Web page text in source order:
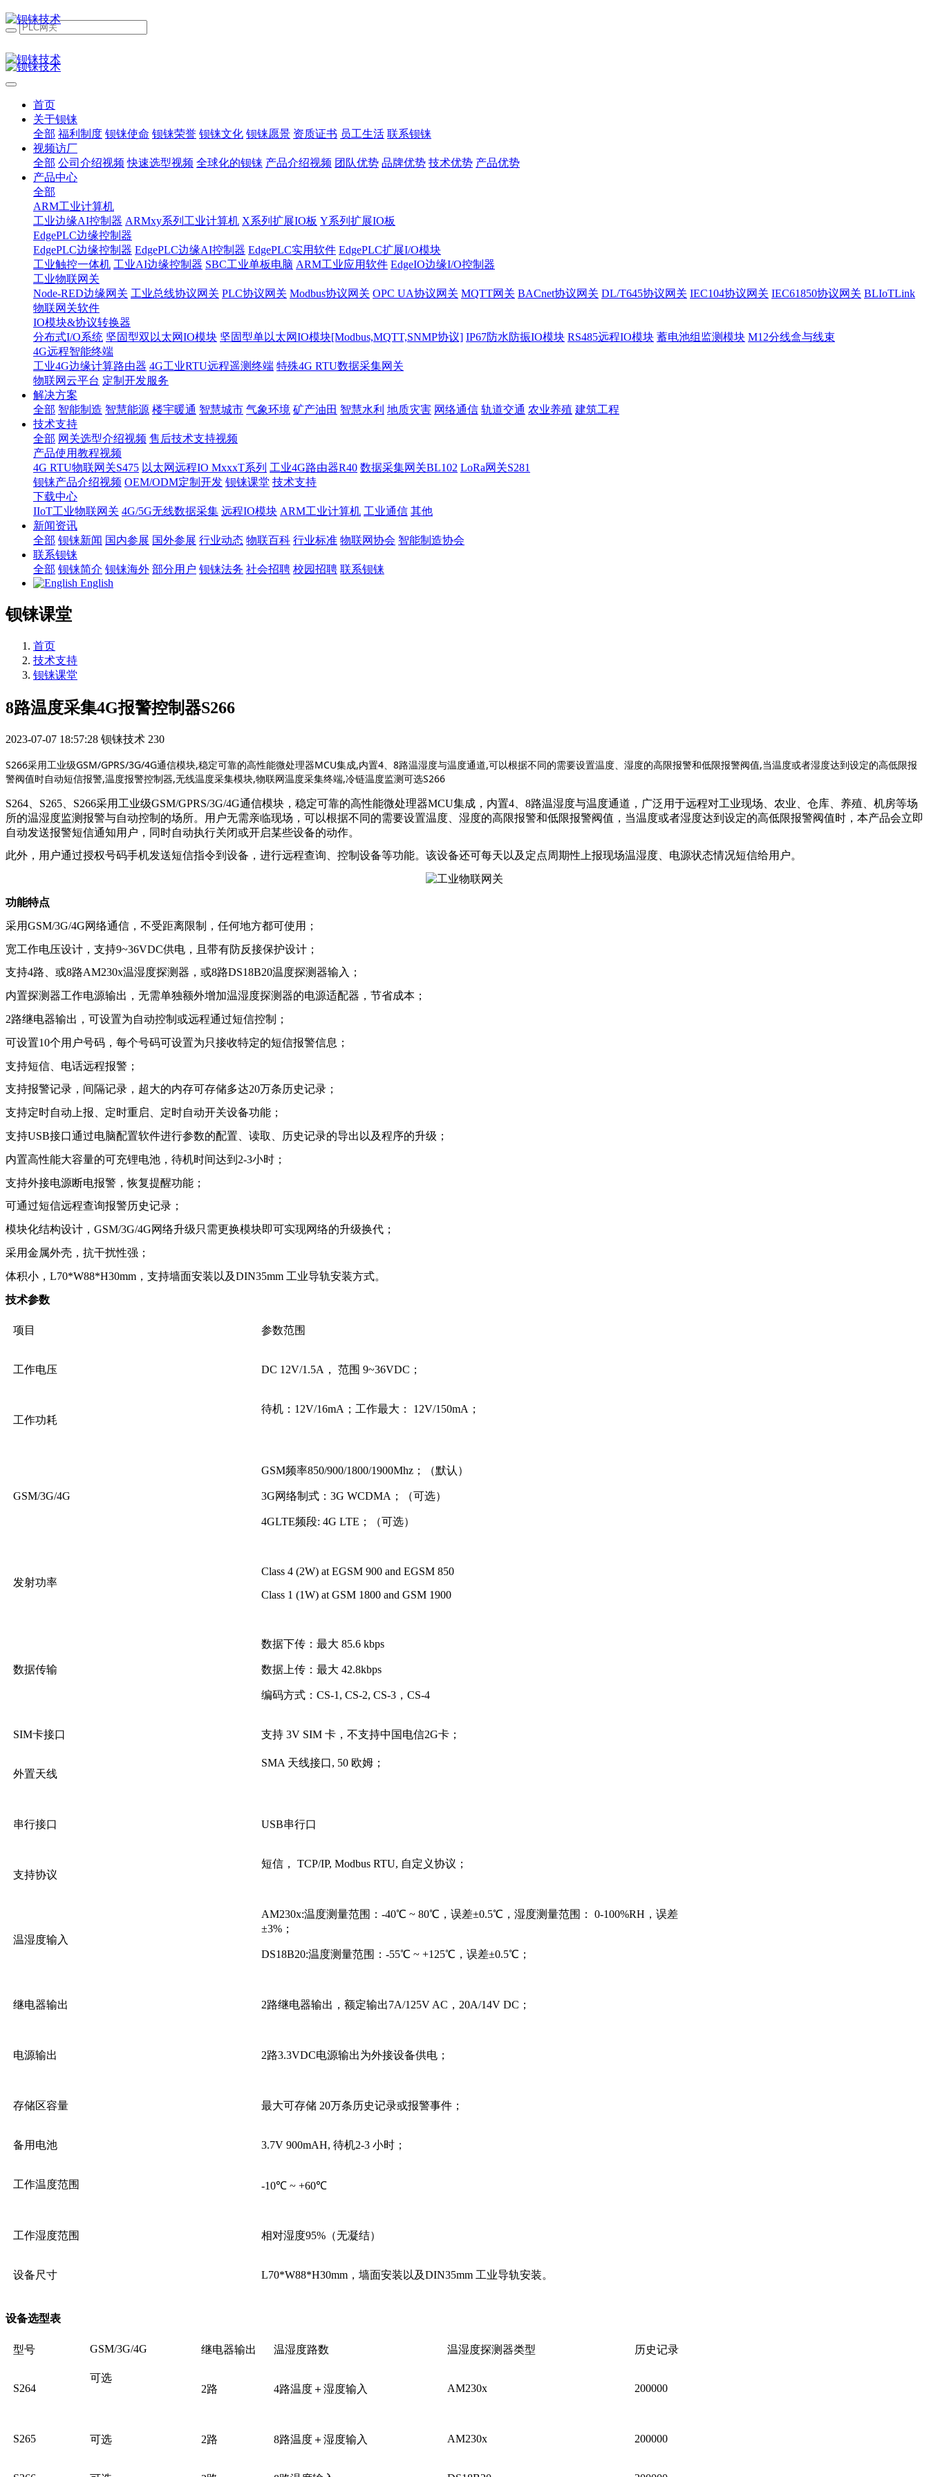
首页
关于钡铼
全部 福利制度 钡铼使命 钡铼荣誉 钡铼文化 钡铼愿景 资质证书 员工生活 联系钡铼
视频访厂
全部 公司介绍视频 快速选型视频 全球化的钡铼 产品介绍视频 团队优势 品牌优势 技术优势 产品优势
产品中心
全部
ARM工业计算机
工业边缘AI控制器 ARMxy系列工业计算机 X系列扩展IO板 Y系列扩展IO板
EdgePLC边缘控制器
EdgePLC边缘控制器 EdgePLC边缘AI控制器 EdgePLC实用软件 EdgePLC扩展I/O模块
工业触控一体机 工业AI边缘控制器 SBC工业单板电脑 ARM工业应用软件 EdgeIO边缘I/O控制器
工业物联网关
Node-RED边缘网关 工业总线协议网关 PLC协议网关 Modbus协议网关 OPC UA协议网关 MQTT网关 BACnet协议网关 DL/T645协议网关 IEC104协议网关 IEC61850协议网关 BLIoTLink
物联网关软件
IO模块&协议转换器
分布式I/O系统 坚固型双以太网IO模块 坚固型单以太网IO模块[Modbus,MQTT,SNMP协议] IP67防水防振IO模块 RS485远程IO模块 蓄电池组监测模块 M12分线盒与线束
4G远程智能终端
工业4G边缘计算路由器 4G工业RTU远程遥测终端 特殊4G RTU数据采集网关
物联网云平台 定制开发服务
解决方案
全部 智能制造 智慧能源 楼宇暖通 智慧城市 气象环境 矿产油田 智慧水利 地质灾害 网络通信 轨道交通 农业养殖 建筑工程
技术支持
全部 网关选型介绍视频 售后技术支持视频
产品使用教程视频
4G RTU物联网关S475 以太网远程IO MxxxT系列 工业4G路由器R40 数据采集网关BL102 LoRa网关S281
钡铼产品介绍视频 OEM/ODM定制开发 钡铼课堂 技术支持
下载中心
IIoT工业物联网关 4G/5G无线数据采集 远程IO模块 ARM工业计算机 工业通信 其他
新闻资讯
全部 钡铼新闻 国内参展 国外参展 行业动态 物联百科 行业标准 物联网协会 智能制造协会
联系钡铼
全部 钡铼简介 钡铼海外 部分用户 钡铼法务 社会招聘 校园招聘 联系钡铼
English
钡铼课堂
首页
技术支持
钡铼课堂
8路温度采集4G报警控制器S266
2023-07-07 18:57:28 钡铼技术 230
S266采用工业级GSM/GPRS/3G/4G通信模块,稳定可靠的高性能微处理器MCU集成,内置4、8路温湿度与温度通道,可以根据不同的需要设置温度、湿度的高限报警和低限报警阀值,当温度或者湿度达到设定的高低限报
警阀值时自动短信报警,温度报警控制器,无线温度采集模块,物联网温度采集终端,冷链温度监测可选S266
S264、S265、S266采用工业级GSM/GPRS/3G/4G通信模块，稳定可靠的高性能微处理器MCU集成，内置4、8路温湿度与温度通道，广泛用于远程对工业现场、农业、仓库、养殖、机房等场
所的温湿度监测报警与自动控制的场所。用户无需亲临现场，可以根据不同的需要设置温度、湿度的高限报警和低限报警阀值，当温度或者湿度达到设定的高低限报警阀值时，本产品会立即
自动发送报警短信通知用户，同时自动执行关闭或开启某些设备的动作。
此外，用户通过授权号码手机发送短信指令到设备，进行远程查询、控制设备等功能。该设备还可每天以及定点周期性上报现场温湿度、电源状态情况短信给用户。
功能特点
采用GSM/3G/4G网络通信，不受距离限制，任何地方都可使用；
宽工作电压设计，支持9~36VDC供电，且带有防反接保护设计；
支持4路、或8路AM230x温湿度探测器，或8路DS18B20温度探测器输入；
内置探测器工作电源输出，无需单独额外增加温湿度探测器的电源适配器，节省成本；
2路继电器输出，可设置为自动控制或远程通过短信控制；
可设置10个用户号码，每个号码可设置为只接收特定的短信报警信息；
支持短信、电话远程报警；
支持报警记录，间隔记录，超大的内存可存储多达20万条历史记录；
支持定时自动上报、定时重启、定时自动开关设备功能；
支持USB接口通过电脑配置软件进行参数的配置、读取、历史记录的导出以及程序的升级；
内置高性能大容量的可充锂电池，待机时间达到2-3小时；
支持外接电源断电报警，恢复提醒功能；
可通过短信远程查询报警历史记录；
模块化结构设计，GSM/3G/4G网络升级只需更换模块即可实现网络的升级换代；
采用金属外壳，抗干扰性强；
体积小，L70*W88*H30mm，支持墙面安装以及DIN35mm 工业导轨安装方式。
技术参数
项目 参数范围
工作电压 DC 12V/1.5A， 范围 9~36VDC；
工作功耗
待机：12V/16mA；工作最大： 12V/150mA；
GSM/3G/4G
GSM频率850/900/1800/1900Mhz；（默认）
3G网络制式：3G WCDMA；（可选）
4GLTE频段: 4G LTE；（可选）
发射功率
Class 4 (2W) at EGSM 900 and EGSM 850
Class 1 (1W) at GSM 1800 and GSM 1900
数据传输
数据下传：最大 85.6 kbps
数据上传：最大 42.8kbps
编码方式：CS-1, CS-2, CS-3，CS-4
SIM卡接口 支持 3V SIM 卡，不支持中国电信2G卡；
外置天线
SMA 天线接口, 50 欧姆；
串行接口 USB串行口
支持协议
短信， TCP/IP, Modbus RTU, 自定义协议；
温湿度输入
AM230x:温度测量范围：-40℃ ~ 80℃，误差±0.5℃，湿度测量范围： 0-100%RH，误差
±3%；
DS18B20:温度测量范围：-55℃ ~ +125℃，误差±0.5℃；
继电器输出 2路继电器输出，额定输出7A/125V AC，20A/14V DC；
电源输出 2路3.3VDC电源输出为外接设备供电；
存储区容量 最大可存储 20万条历史记录或报警事件；
备用电池 3.7V 900mAH, 待机2-3 小时；
工作温度范围 -10℃ ~ +60℃
工作湿度范围 相对湿度95%（无凝结）
设备尺寸 L70*W88*H30mm，墙面安装以及DIN35mm 工业导轨安装。
设备选型表
型号 GSM/3G/4G 继电器输出 温湿度路数 温湿度探测器类型 历史记录
S264
可选
2路
4路温度＋湿度输入 AM230x 200000
S265 可选 2路 8路温度＋湿度输入 AM230x 200000